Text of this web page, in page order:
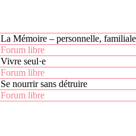
La Mémoire – personnelle,
Forum libre
Vivre seul·e
Forum libre
Se nourrir sans détruire
Forum libre